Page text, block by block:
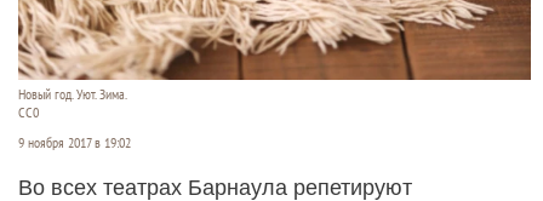
Новый год. Уют. Зима.
СС0
9 ноября 2017 в 19:02
Во всех театрах Барнаула репетируют